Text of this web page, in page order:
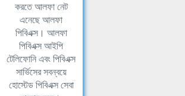
করতে আলফা নেট
এনেছে আলফা
পিবিএক্স। আলফা
পিবিএক্স আইপি
টেলিফোনি এবং পিবিএক্স
সার্ভিসের সবন্বয়ে
হোস্টেড পিবিএক্স সেবা